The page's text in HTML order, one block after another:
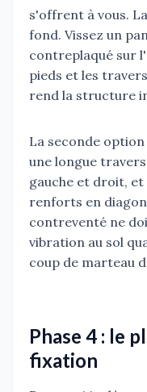
s'offrent à vous.
fond. Vissez un
contreplaqué sur
pieds et les
rend la structure
La seconde
une longue
gauche et droit, et
renforts en
contreventé ne
vibration au sol
coup de marteau
Phase 4 : le
fixation